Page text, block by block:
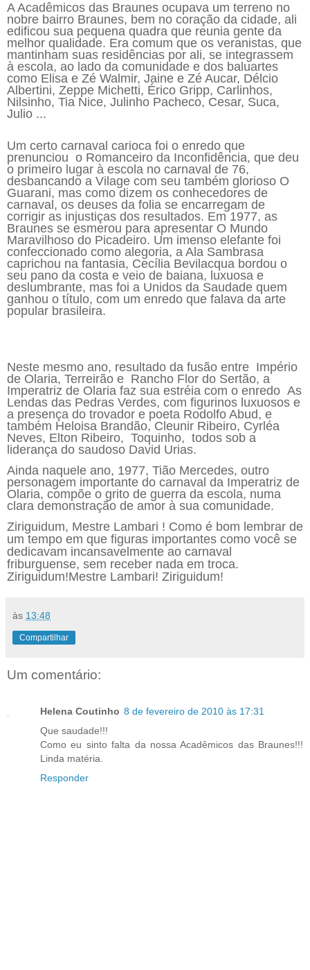
A Acadêmicos das Braunes ocupava um terreno no
nobre bairro Braunes, bem no coração da cidade, ali
edificou sua pequena quadra que reunia gente da
melhor qualidade. Era comum que os veranistas, que
mantinham suas residências por ali, se integrassem
à escola, ao lado da comunidade e dos baluartes
como Elisa e Zé Walmir, Jaine e Zé Aucar, Délcio
Albertini, Zeppe Michetti, Érico Gripp, Carlinhos,
Nilsinho, Tia Nice, Julinho Pacheco, Cesar, Suca,
Julio ...
Um certo carnaval carioca foi o enredo que
prenunciou o Romanceiro da Inconfidência, que deu
o primeiro lugar à escola no carnaval de 76,
desbancando a Vilage com seu também glorioso O
Guarani, mas como dizem os conhecedores de
carnaval, os deuses da folia se encarregam de
corrigir as injustiças dos resultados. Em 1977, as
Braunes se esmerou para apresentar O Mundo
Maravilhoso do Picadeiro. Um imenso elefante foi
confeccionado como alegoria, a Ala Sambrasa
caprichou na fantasia, Cecília Bevilacqua bordou o
seu pano da costa e veio de baiana, luxuosa e
deslumbrante, mas foi a Unidos da Saudade quem
ganhou o título, com um enredo que falava da arte
popular brasileira.
Neste mesmo ano, resultado da fusão entre Império
de Olaria, Terreirão e Rancho Flor do Sertão, a
Imperatriz de Olaria faz sua estréia com o enredo As
Lendas das Pedras Verdes, com figurinos luxuosos e
a presença do trovador e poeta Rodolfo Abud, e
também Heloisa Brandão, Cleunir Ribeiro, Cyrléa
Neves, Elton Ribeiro, Toquinho, todos sob a
liderança do saudoso David Urias.
Ainda naquele ano, 1977, Tião Mercedes, outro
personagem importante do carnaval da Imperatriz de
Olaria, compõe o grito de guerra da escola, numa
clara demonstração de amor à sua comunidade.
Ziriguidum, Mestre Lambari ! Como é bom lembrar de
um tempo em que figuras importantes como você se
dedicavam incansavelmente ao carnaval
friburguense, sem receber nada em troca.
Ziriguidum!Mestre Lambari! Ziriguidum!
às 13:48
Compartilhar
Um comentário:
Helena Coutinho 8 de fevereiro de 2010 às 17:31
Que saudade!!!
Como eu sinto falta da nossa Acadêmicos das Braunes!!!
Linda matéria.
Responder